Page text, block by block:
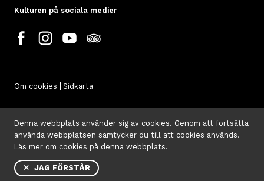
Denna webbplats använder sig av cookies. Genom att fortsätta
använda webbplatsen samtycker du till att cookies används.
Läs mer om cookies på denna webbplats.
✕ JAG FÖRSTÅR
Kulturen på sociala medier
Om cookies Sidkarta